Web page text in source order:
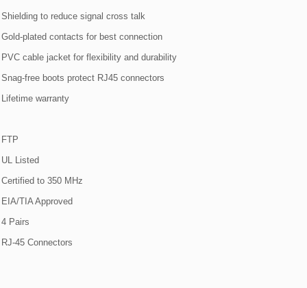
Shielding to reduce signal cross talk
Gold-plated contacts for best connection
PVC cable jacket for flexibility and durability
Snag-free boots protect RJ45 connectors
Lifetime warranty
FTP
UL Listed
Certified to 350 MHz
EIA/TIA Approved
4 Pairs
RJ-45 Connectors